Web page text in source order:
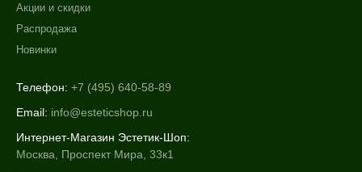
Акции и скидки
Распродажа
Новинки
Телефон: +7 (495) 640-58-89
Email: info@esteticshop.ru
Интернет-Магазин Эстетик-Шоп:
Москва, Проспект Мира, 33к1